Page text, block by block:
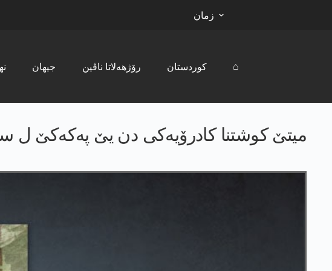
زمان
جیھان رۆژھەلاتا ناڤین کوردستان ⌂
میتێ كوشتنا كادرۆیه‌كی دن یێ په‌كه‌كێ ل